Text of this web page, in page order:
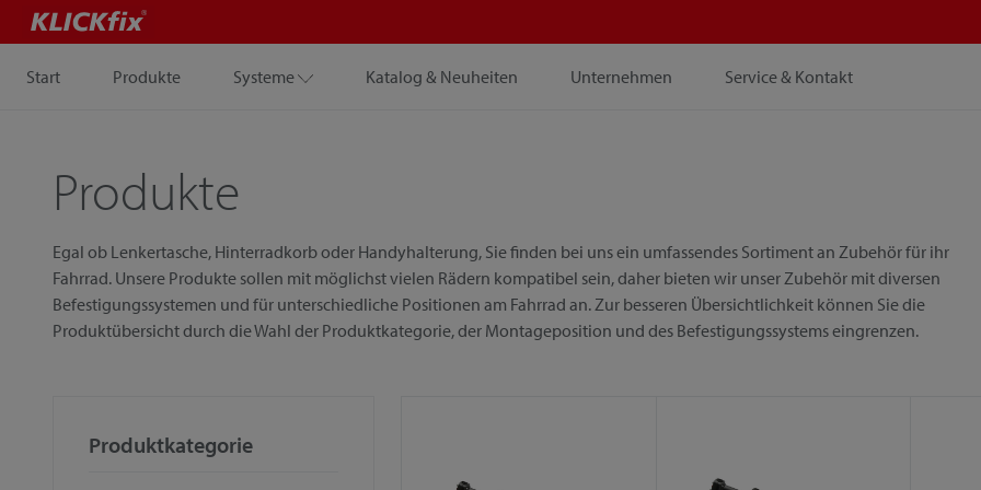
Start Produkte Systeme Katalog & Neuheiten Unternehmen Service & Kontakt
Produkte
Egal ob Lenkertasche, Hinterradkorb oder Handyhalterung, Sie finden bei uns ein umfassendes Sortiment an Zubehör für ihr
Fahrrad. Unsere Produkte sollen mit möglichst vielen Rädern kompatibel sein, daher bieten wir unser Zubehör mit diversen
Befestigungssystemen und für unterschiedliche Positionen am Fahrrad an. Zur besseren Übersichtlichkeit können Sie die
Produktübersicht durch die Wahl der Produktkategorie, der Montageposition und des Befestigungssystems eingrenzen.
Produktkategorie